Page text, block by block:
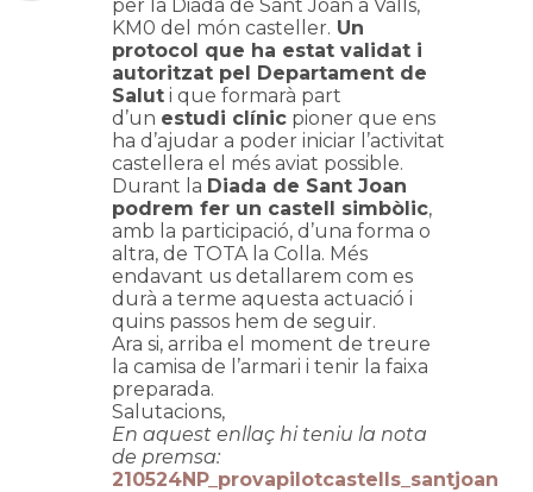
per la Diada de Sant Joan a Valls,
KM0 del món casteller. Un
protocol que ha estat validat i
autoritzat pel Departament de
Salut i que formarà part
d’un estudi clínic pioner que ens
ha d’ajudar a poder iniciar l’activitat
castellera el més aviat possible.
Durant la Diada de Sant Joan
podrem fer un castell simbòlic,
amb la participació, d’una forma o
altra, de TOTA la Colla. Més
endavant us detallarem com es
durà a terme aquesta actuació i
quins passos hem de seguir.
Ara si, arriba el moment de treure
la camisa de l’armari i tenir la faixa
preparada.
Salutacions,
En aquest enllaç hi teniu la nota
de premsa:
210524NP_provapilotcastells_santjoan